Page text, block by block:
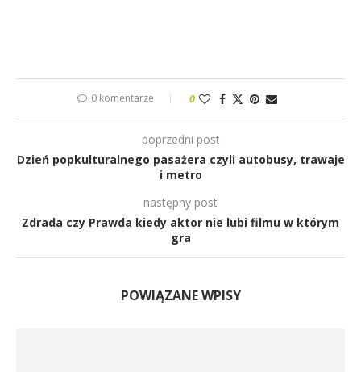
0 komentarze 0
poprzedni post
Dzień popkulturalnego pasażera czyli autobusy, trawaje
i metro
następny post
Zdrada czy Prawda kiedy aktor nie lubi filmu w którym
gra
POWIĄZANE WPISY